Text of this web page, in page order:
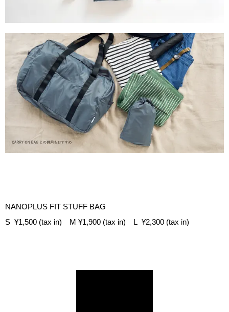
NANOPLUS FIT STUFF BAG
S ¥1,500 (tax in) M ¥1,900 (tax in) L ¥2,300 (tax in)